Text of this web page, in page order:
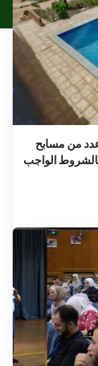
من مسابح
الواجب